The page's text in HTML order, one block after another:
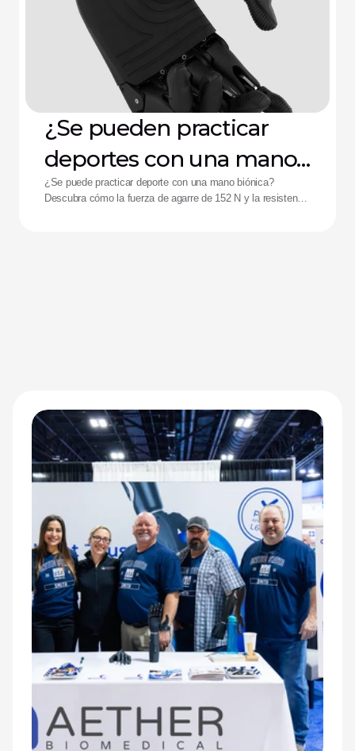
¿Se pueden practicar
deportes con una mano
biónica?
¿Se puede practicar deporte con una mano biónica?
Descubra cómo la fuerza de agarre de 152 N y la resistencia